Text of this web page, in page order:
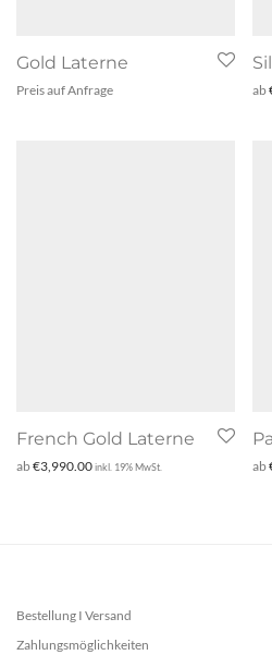
Gold Laterne
Preis auf Anfrage ab
French Gold Laterne
ab€3,990.00inkl. 19% MwSt. ab
Bestellung I Versand
Zahlungsmöglichkeiten